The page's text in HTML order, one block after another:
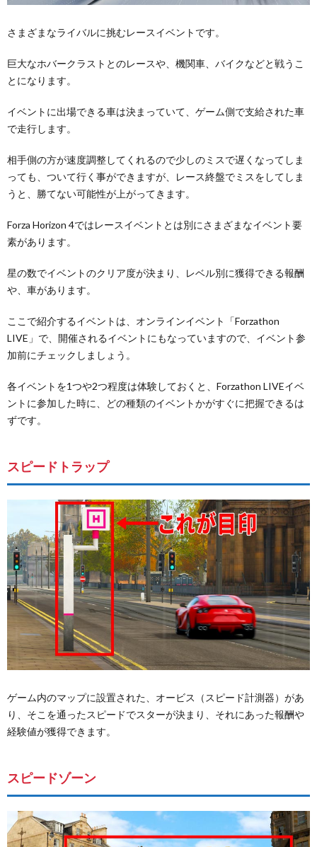
さまざまなライバルに挑むレースイベントです。
巨大なホバークラストとのレースや、機関車、バイクなどと戦うこ
とになります。
イベントに出場できる車は決まっていて、ゲーム側で支給された車
で走行します。
相手側の方が速度調整してくれるので少しのミスで遅くなってしま
っても、ついて行く事ができますが、レース終盤でミスをしてしま
うと、勝てない可能性が上がってきます。
Forza Horizon 4ではレースイベントとは別にさまざまなイベント要
素があります。
星の数でイベントのクリア度が決まり、レベル別に獲得できる報酬
や、車があります。
ここで紹介するイベントは、オンラインイベント「Forzathon
LIVE」で、開催されるイベントにもなっていますので、イベント参
加前にチェックしましょう。
各イベントを1つや2つ程度は体験しておくと、Forzathon LIVEイベ
ントに参加した時に、どの種類のイベントかがすぐに把握できるは
ずです。
スピードトラップ
ゲーム内のマップに設置された、オービス（スピード計測器）があ
り、そこを通ったスピードでスターが決まり、それにあった報酬や
経験値が獲得できます。
スピードゾーン